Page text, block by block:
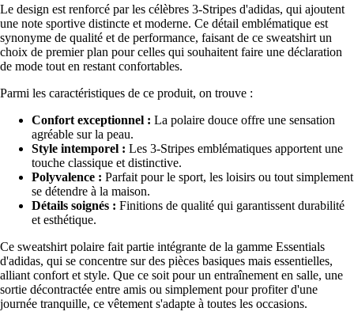
Le design est renforcé par les célèbres 3-Stripes d'adidas, qui ajoutent
une note sportive distincte et moderne. Ce détail emblématique est
synonyme de qualité et de performance, faisant de ce sweatshirt un
choix de premier plan pour celles qui souhaitent faire une déclaration
de mode tout en restant confortables.
Parmi les caractéristiques de ce produit, on trouve :
Confort exceptionnel : La polaire douce offre une sensation
agréable sur la peau.
Style intemporel : Les 3-Stripes emblématiques apportent une
touche classique et distinctive.
Polyvalence : Parfait pour le sport, les loisirs ou tout simplement
se détendre à la maison.
Détails soignés : Finitions de qualité qui garantissent durabilité
et esthétique.
Ce sweatshirt polaire fait partie intégrante de la gamme Essentials
d'adidas, qui se concentre sur des pièces basiques mais essentielles,
alliant confort et style. Que ce soit pour un entraînement en salle, une
sortie décontractée entre amis ou simplement pour profiter d'une
journée tranquille, ce vêtement s'adapte à toutes les occasions.